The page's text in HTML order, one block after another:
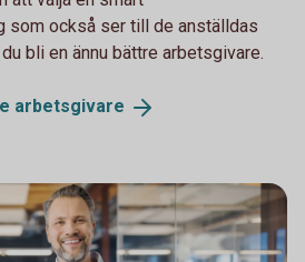
som också ser till de anställdas
bli en ännu bättre arbetsgivare.
arbetsgivare